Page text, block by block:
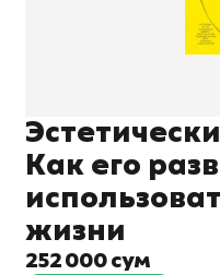
Как его
жизни
252 000 сум